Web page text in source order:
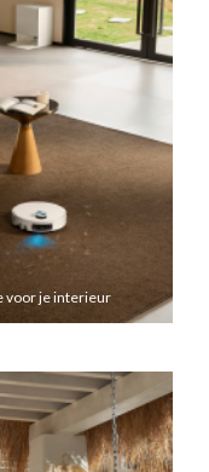
voor je interieur